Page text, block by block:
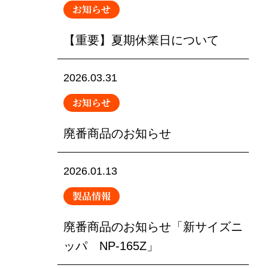
お知らせ
【重要】夏期休業日について
2026.03.31
お知らせ
廃番商品のお知らせ
2026.01.13
製品情報
廃番商品のお知らせ「新サイズニ
ッパ NP-165Z」